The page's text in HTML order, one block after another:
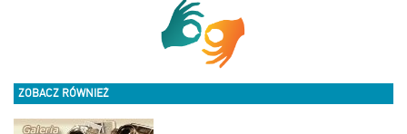
ZOBACZ RÓWNIEŻ